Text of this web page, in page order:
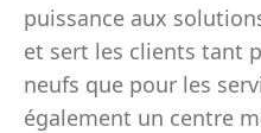
puissance aux
et sert les clients tant
neufs que pour les
également un centre